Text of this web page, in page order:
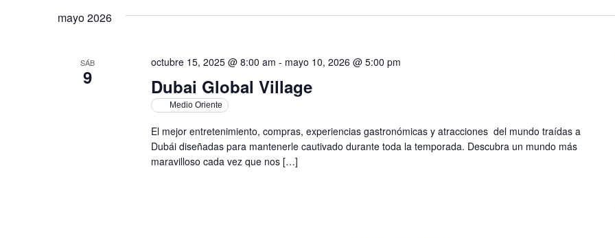
y
vistas
de
Eventos
mayo 2026
SÁB
9 Dubai Global Village
octubre 15, 2025 @ 8:00 am - mayo 10, 2026 @ 5:00 pm
Medio Oriente
El mejor entretenimiento, compras, experiencias gastronómicas y atracciones del mundo traídas a
Dubái diseñadas para mantenerle cautivado durante toda la temporada. Descubra un mundo más
maravilloso cada vez que nos […]